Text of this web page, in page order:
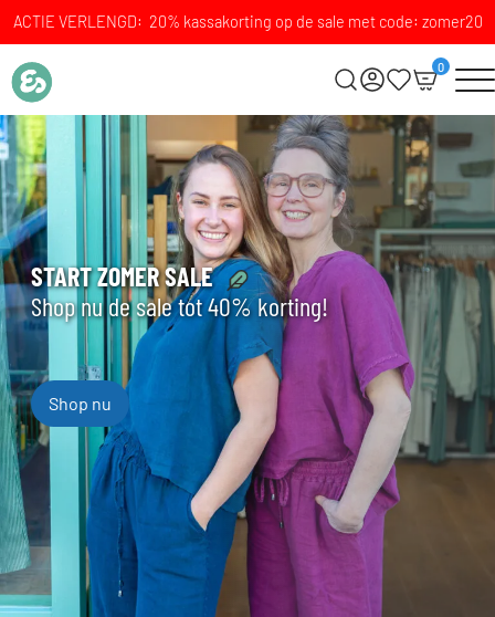
ACTIE VERLENGD: 20% kassakorting op de sale met code: zomer20
0
START ZOMER SALE
Shop nu de sale tot 40% korting!
Shop nu